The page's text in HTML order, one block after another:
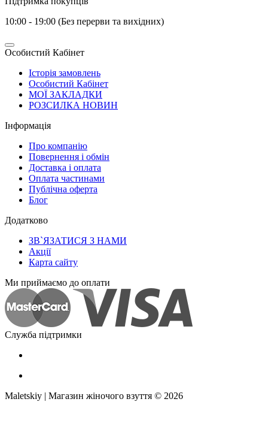
10:00 - 19:00 (Без перерви та вихідних)
Особистий Кабінет
Історія замовлень
Особистий Кабінет
МОЇ ЗАКЛАДКИ
РОЗСИЛКА НОВИН
Інформація
Про компанію
Повернення і обмін
Доставка і оплата
Оплата частинами
Публічна оферта
Блог
Додатково
ЗВ`ЯЗАТИСЯ З НАМИ
Акції
Карта сайту
Ми приймаємо до оплати
Служба підтримки
Maletskiy | Магазин жіночого взуття © 2026